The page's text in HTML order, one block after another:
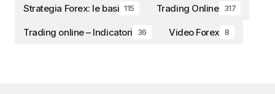
Strategia Forex: le basi 115 Trading Online 317
Trading online – Indicatori 36 Video Forex 8